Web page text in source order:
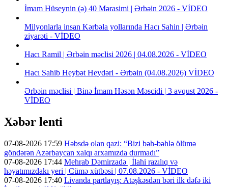
İmam Hüseynin (ə) 40 Mərasimi | Ərbəin 2026 - VİDEO
Milyonlarla insan Kərbəla yollarında Hacı Sahin | Ərbəin
ziyarəti - VİDEO
Hacı Ramil | Ərbəin məclisi 2026 | 04.08.2026 - VİDEO
Hacı Sahib Heybət Heydəri - Ərbəin (04.08.2026) VİDEO
Ərbəin məclisi | Binə İmam Həsən Məscidi | 3 avqust 2026 -
VİDEO
Xəbər lenti
07-08-2026 17:59 Həbsdə olan qazi: “Bizi bəh-bəhlə ölümə
göndərən Azərbaycan xalqı arxamızda durmadı”
07-08-2026 17:44 Mehrab Dəmirzadə | İlahi razılıq və
həyatımızdakı yeri | Cümə xütbəsi | 07.08.2026 - VİDEO
07-08-2026 17:40 Livanda partlayış: Atəşkəsdən bəri ilk dəfə iki